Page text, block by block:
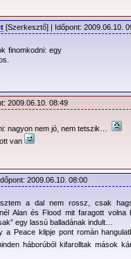
[Szerkesztő] | Időpont: 2009.06.10.
finomkodni: egy
2009.06.10. 08:49
nagyon nem jó, nem tetszik…
van
2009.06.10. 08:00
a dal nem rossz, csak
Alan és Flood mit faragott
egy lassú balladának indult…
a Peace klipje pont román
háborúból kifarolltak mások